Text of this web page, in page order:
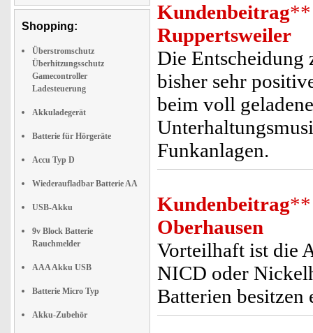
Shopping:
Überstromschutz
Überhitzungsschutz
Gamecontroller
Ladesteuerung
Akkuladegerät
Batterie für Hörgeräte
Accu Typ D
Wiederaufladbar Batterie AA
USB-Akku
9v Block Batterie
Rauchmelder
AAA Akku USB
Batterie Micro Typ
Akku-Zubehör
Kundenbeitrag**
Ruppertsweiler
Die
bisher sehr
beim voll
Funkanlagen.
Kundenbeitrag**
Oberhausen
Vorteilhaft ist die
NICD oder
Batterien besitzen